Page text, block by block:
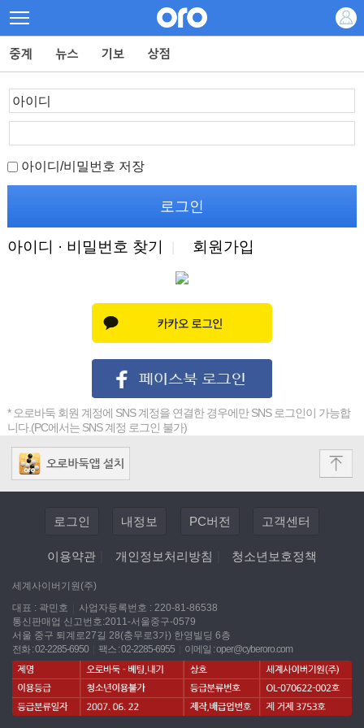
아이디/비밀번호 저장
아이디 · 비밀번호 찾기 회원가입
* 오로바둑 회원 계정에 SNS 계정을 연결한 경우에만 SNS 로그인이 가능합
니다.(PC에서는 SNS 계정 로그인 불가)
로그인 내정보 PC버전 고객센터
이용약관 개인정보처리방침 청소년보호정책
세계사이버기원(주)
대표 : 곽민호
사업자등록번호 : 220-81-86538
통신판매업 신고번호:2011-서울중구-0579
서울 중구 퇴계로27길 28(충무로3가) 한영빌딩 6층
전화 : 02-2285-6950
팩스 : 02-2285-6955 이메일 :oper@cyberoro.com